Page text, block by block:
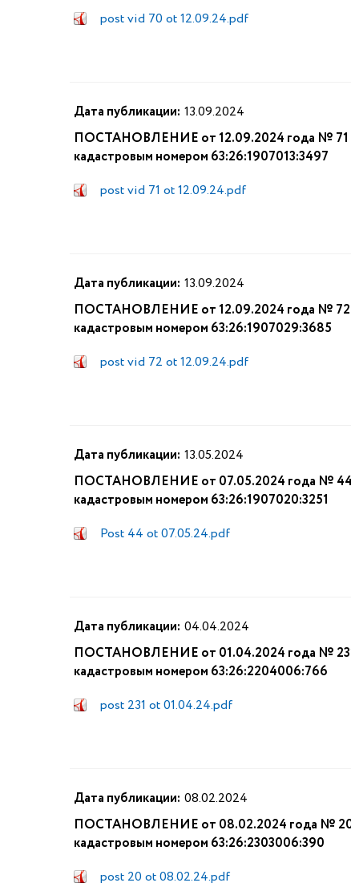
post vid 70 ot 12.09.24.pdf
Дата публикации: 13.09.2024
ПОСТАНОВЛЕНИЕ от 12.09.2024 года № 71 О
кадастровым номером 63:26:1907013:3497
post vid 71 ot 12.09.24.pdf
Дата публикации: 13.09.2024
ПОСТАНОВЛЕНИЕ от 12.09.2024 года № 72 О
кадастровым номером 63:26:1907029:3685
post vid 72 ot 12.09.24.pdf
Дата публикации: 13.05.2024
ПОСТАНОВЛЕНИЕ от 07.05.2024 года № 44 О
кадастровым номером 63:26:1907020:3251
Post 44 ot 07.05.24.pdf
Дата публикации: 04.04.2024
ПОСТАНОВЛЕНИЕ от 01.04.2024 года № 231 О
кадастровым номером 63:26:2204006:766
post 231 ot 01.04.24.pdf
Дата публикации: 08.02.2024
ПОСТАНОВЛЕНИЕ от 08.02.2024 года № 20 о
кадастровым номером 63:26:2303006:390
post 20 ot 08.02.24.pdf